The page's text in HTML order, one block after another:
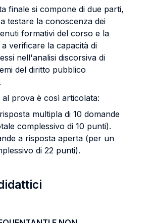
finale si compone di due parti,
testare la conoscenza dei
formativi del corso e la
verificare la capacità di
nell'analisi discorsiva di
del diritto pubblico
prova è così articolata:
multipla di 10 domande
complessivo di 10 punti).
a risposta aperta (per un
di 22 punti).